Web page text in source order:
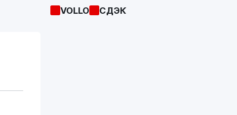
VOLLO СДЭК